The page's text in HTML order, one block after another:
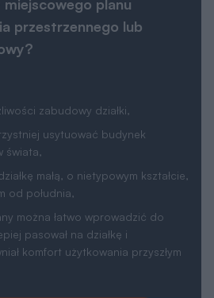
planu
przestrzennego lub
zabudowy działki,
usytuować budynek
świata,
małą, o nietypowym kształcie,
od południa,
można łatwo wprowadzić do
pasował na działkę i
komfort użytkowania przyszłym